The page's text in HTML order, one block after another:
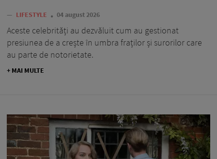
— LIFESTYLE 04 august 2026
Aceste celebrități au dezvăluit cum au gestionat
presiunea de a crește în umbra fraților și surorilor care
au parte de notorietate.
+ MAI MULTE